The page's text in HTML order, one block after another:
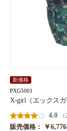
新価格
PXG5001
X-girl（エックス
4.0
販売価格：
￥6,776